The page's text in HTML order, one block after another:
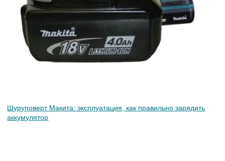
Шуруповерт Макита: эксплуатация, как правильно зарядить
аккумулятор